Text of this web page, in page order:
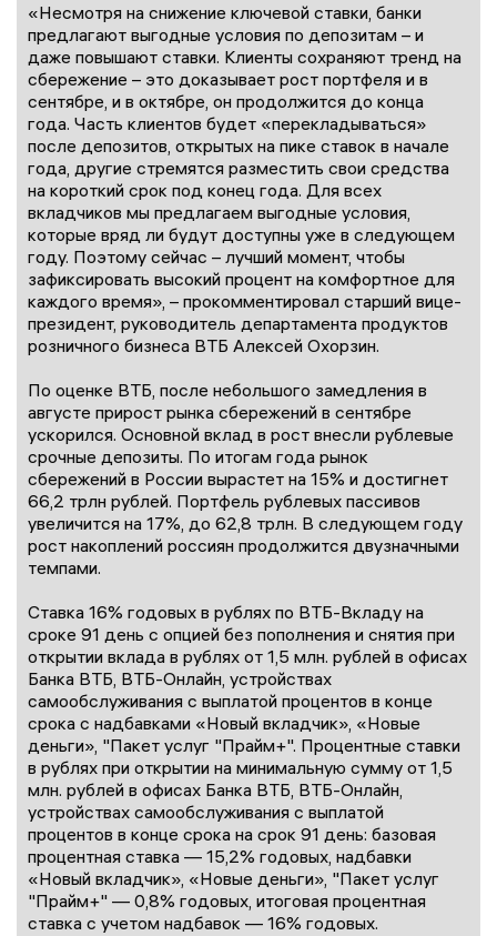
«Несмотря на снижение ключевой ставки, банки
предлагают выгодные условия по депозитам – и
даже повышают ставки. Клиенты сохраняют тренд на
сбережение – это доказывает рост портфеля и в
сентябре, и в октябре, он продолжится до конца
года. Часть клиентов будет «перекладываться»
после депозитов, открытых на пике ставок в начале
года, другие стремятся разместить свои средства
на короткий срок под конец года. Для всех
вкладчиков мы предлагаем выгодные условия,
которые вряд ли будут доступны уже в следующем
году. Поэтому сейчас – лучший момент, чтобы
зафиксировать высокий процент на комфортное для
каждого время», – прокомментировал старший вице-
президент, руководитель департамента продуктов
розничного бизнеса ВТБ Алексей Охорзин.
По оценке ВТБ, после небольшого замедления в
августе прирост рынка сбережений в сентябре
ускорился. Основной вклад в рост внесли рублевые
срочные депозиты. По итогам года рынок
сбережений в России вырастет на 15% и достигнет
66,2 трлн рублей. Портфель рублевых пассивов
увеличится на 17%, до 62,8 трлн. В следующем году
рост накоплений россиян продолжится двузначными
темпами.
Ставка 16% годовых в рублях по ВТБ-Вкладу на
сроке 91 день с опцией без пополнения и снятия при
открытии вклада в рублях от 1,5 млн. рублей в офисах
Банка ВТБ, ВТБ-Онлайн, устройствах
самообслуживания с выплатой процентов в конце
срока с надбавками «Новый вкладчик», «Новые
деньги», "Пакет услуг "Прайм+". Процентные ставки
в рублях при открытии на минимальную сумму от 1,5
млн. рублей в офисах Банка ВТБ, ВТБ-Онлайн,
устройствах самообслуживания с выплатой
процентов в конце срока на срок 91 день: базовая
процентная ставка — 15,2% годовых, надбавки
«Новый вкладчик», «Новые деньги», "Пакет услуг
"Прайм+" — 0,8% годовых, итоговая процентная
ставка с учетом надбавок — 16% годовых.